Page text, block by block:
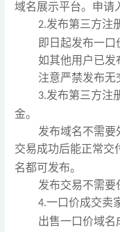
域名展示平台。申请
2.发布第三方注
即日起发布一口
如其他用户已发
注意严禁发布无
3.发布第三方注
金。
发布域名不需要
交易成功后能正常交
名都可发布。
发布交易不需要
4.一口价成交卖
出售一口价域名